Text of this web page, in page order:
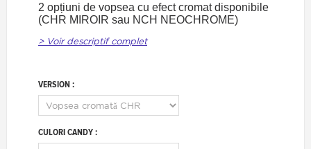
2 opțiuni de vopsea cu efect cromat disponibile
(CHR MIROIR sau NCH NEOCHROME)
> Voir descriptif complet
VERSION :
CULORI CANDY :